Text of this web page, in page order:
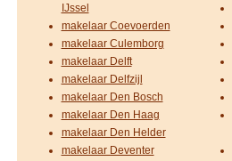
IJssel
makelaar Coevoerden
makelaar Culemborg
makelaar Delft
makelaar Delfzijl
makelaar Den Bosch
makelaar Den Haag
makelaar Den Helder
makelaar Deventer